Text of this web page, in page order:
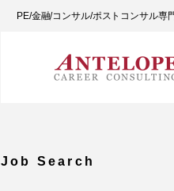
PE/金融/コンサル/ポストコンサル
Job Search